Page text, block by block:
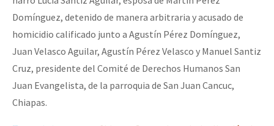
Niñxs
ETIQUETAS
MULTIMEDIA
Audio
Fotorreportaje
Video
Se o México sabe, que o mundo saiba! Nossas lutas pela
[25 abr – CDMX] Tokín por el CNI: 30 años de Resistencia y
Domínguez, detenido de manera arbitraria y acusado de
homicidio calificado junto a Agustín Pérez Domínguez,
Juan Velasco Aguilar, Agustín Pérez Velasco y Manuel Santiz
Cruz, presidente del Comité de Derechos Humanos San
Juan Evangelista, de la parroquia de San Juan Cancuc,
Chiapas.